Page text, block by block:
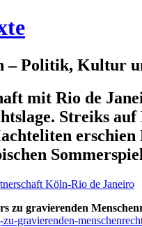
– Politik, Kultur
mit Rio de
Streiks
Köln-Rio de Janeiro
zu gravierenden
gravierenden-